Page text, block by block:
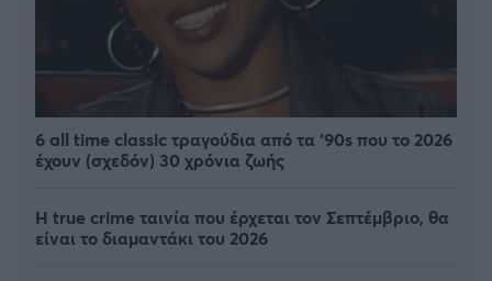
6 all time classic τραγούδια από τα ‘90s που το 2026
έχουν (σχεδόν) 30 χρόνια ζωής
Η true crime ταινία που έρχεται τον Σεπτέμβριο, θα
είναι το διαμαντάκι του 2026